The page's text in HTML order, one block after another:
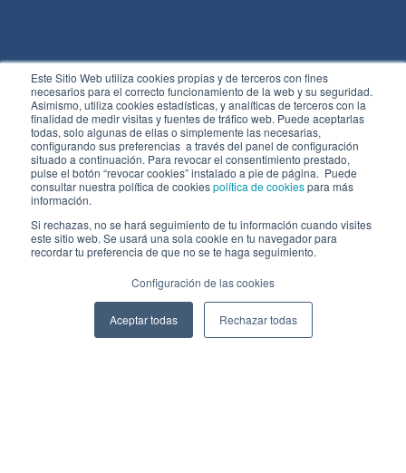
Este Sitio Web utiliza cookies propias y de terceros con fines
necesarios para el correcto funcionamiento de la web y su seguridad.
Asimismo, utiliza cookies estadísticas, y analíticas de terceros con la
finalidad de medir visitas y fuentes de tráfico web. Puede aceptarlas
todas, solo algunas de ellas o simplemente las necesarias,
configurando sus preferencias a través del panel de configuración
situado a continuación. Para revocar el consentimiento prestado,
pulse el botón “revocar cookies” instalado a pie de página. Puede
consultar nuestra política de cookiespolítica de cookiespara más
información.
Si rechazas, no se hará seguimiento de tu información cuando visites
este sitio web. Se usará una sola cookie en tu navegador para
recordar tu preferencia de que no se te haga seguimiento.
Configuración de las cookies
Aceptar todas Rechazar todas
2026 Cibernos Aviso legal
Política de cookies
Política de seguridad
Canal de comunicación
CONECTA CON CIBERNOS
Únete a nosotros
Dónde estamos
Conoce nuestro blog